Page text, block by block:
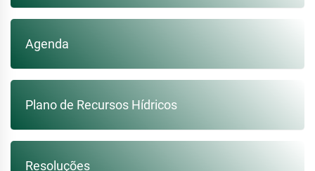
Agenda
Plano de Recursos Hídricos
Resoluções